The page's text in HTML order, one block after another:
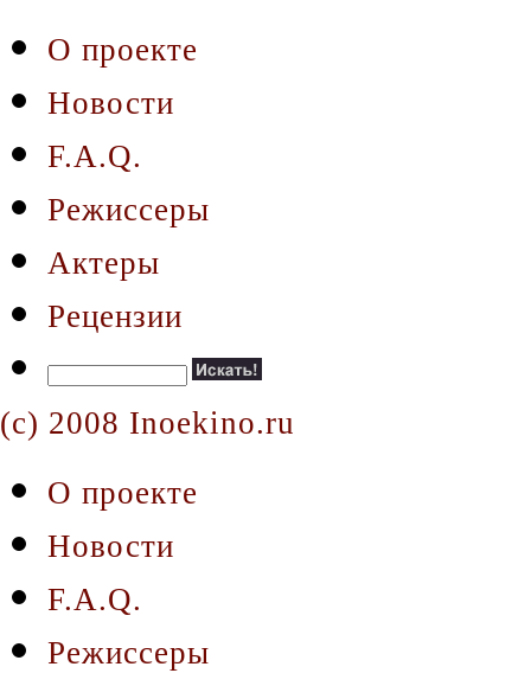
О проекте
Новости
F.A.Q.
Режиссеры
Актеры
Рецензии
(c) 2008 Inoekino.ru
О проекте
Новости
F.A.Q.
Режиссеры